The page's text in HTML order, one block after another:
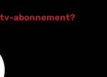
abonnement?